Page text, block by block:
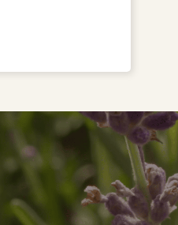
funktionieren
für langlebige,
Stauden —